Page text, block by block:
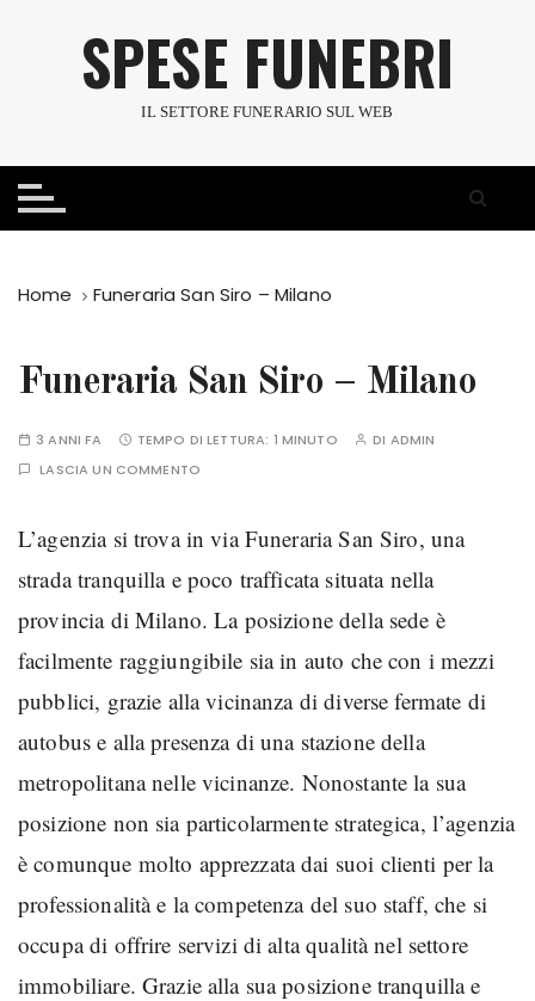
a
SPESE FUNEBRI
IL SETTORE FUNERARIO SUL WEB
Home Funeraria San Siro – Milano
Funeraria San Siro – Milano
3 ANNI FA TEMPO DI LETTURA: 1 MINUTO DI ADMIN
LASCIA UN COMMENTO
L’agenzia si trova in via Funeraria San Siro, una
strada tranquilla e poco trafficata situata nella
provincia di Milano. La posizione della sede è
facilmente raggiungibile sia in auto che con i mezzi
pubblici, grazie alla vicinanza di diverse fermate di
autobus e alla presenza di una stazione della
metropolitana nelle vicinanze. Nonostante la sua
posizione non sia particolarmente strategica, l’agenzia
è comunque molto apprezzata dai suoi clienti per la
professionalità e la competenza del suo staff, che si
occupa di offrire servizi di alta qualità nel settore
immobiliare. Grazie alla sua posizione tranquilla e